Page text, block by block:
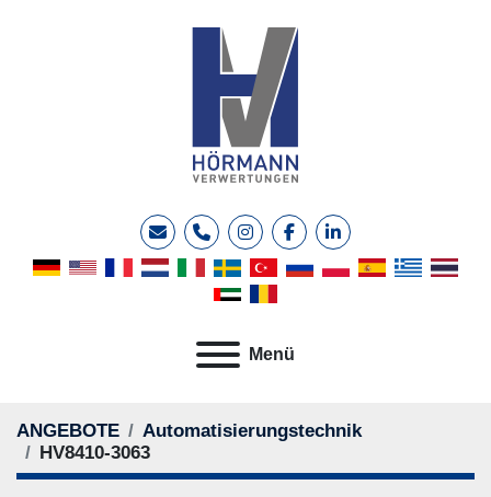
E-MailTelefoninstagramfacebooklinkedin
Menü
ANGEBOTE
Automatisierungstechnik
HV8410-3063